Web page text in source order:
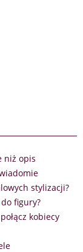
niż opis
stylizacji?
figury?
kobiecy